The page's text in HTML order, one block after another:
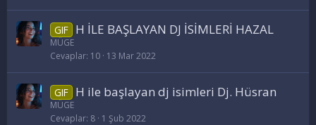
GIF H İLE BAŞLAYAN DJ İSİMLERİ HAZAL
MÜGE
Cevaplar 10 13 Mar 2022
GIF H ile başlayan dj isimleri Dj. Hüsran
MÜGE
Cevaplar 8 1 Şub 2022